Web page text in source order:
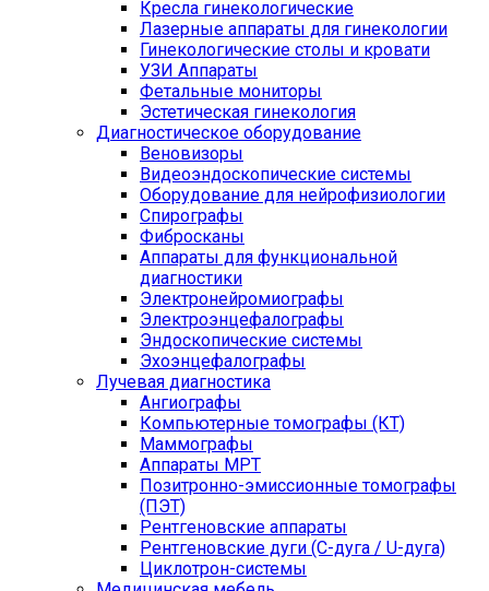
Кресла гинекологические
Лазерные аппараты для гинекологии
Гинекологические столы и кровати
УЗИ Аппараты
Фетальные мониторы
Эстетическая гинекология
Диагностическое оборудование
Веновизоры
Видеоэндоскопические системы
Оборудование для нейрофизиологии
Спирографы
Фибросканы
Аппараты для функциональной
диагностики
Электронейромиографы
Электроэнцефалографы
Эндоскопические системы
Эхоэнцефалографы
Лучевая диагностика
Ангиографы
Компьютерные томографы (КТ)
Маммографы
Аппараты МРТ
Позитронно-эмиссионные томографы
(ПЭТ)
Рентгеновские аппараты
Рентгеновские дуги (С-дуга / U-дуга)
Циклотрон-системы